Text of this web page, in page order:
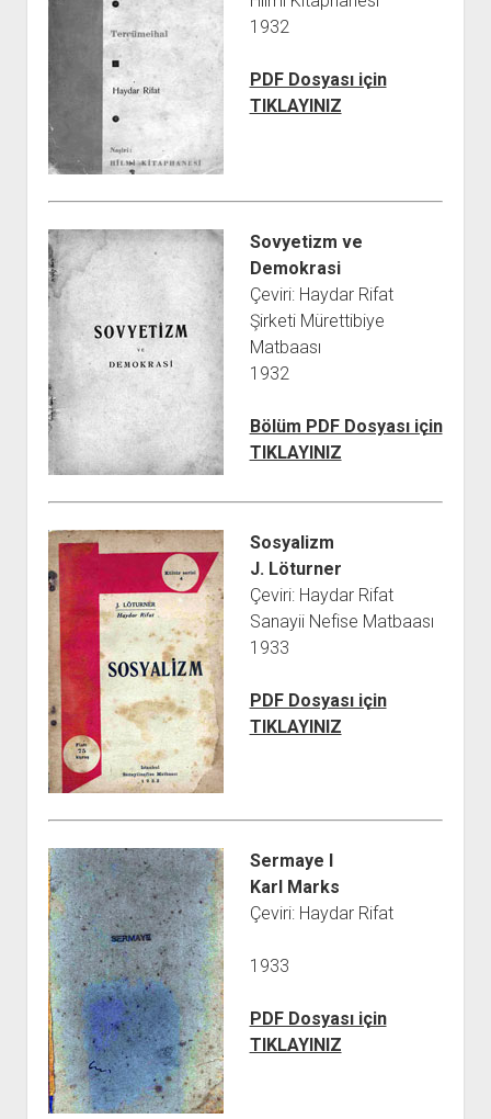
aç
YURTDIŞI KİTAPLIĞI
ATTF KİTAPLIĞI
FİDEF KİTAPLIĞI
TDF KİTAPLIĞI
GDF KİTAPLIĞI
1932
PDF Dosyası için
TIKLAYINIZ
Sovyetizm ve
Demokrasi
Çeviri: Haydar Rifat
Şirketi Mürettibiye
Matbaası
1932
Bölüm PDF Dosyası için
TIKLAYINIZ
Sosyalizm
J. Löturner
Çeviri: Haydar Rifat
Sanayii Nefise Matbaası
1933
PDF Dosyası için
TIKLAYINIZ
Sermaye I
Karl Marks
Çeviri: Haydar Rifat
1933
PDF Dosyası için
TIKLAYINIZ